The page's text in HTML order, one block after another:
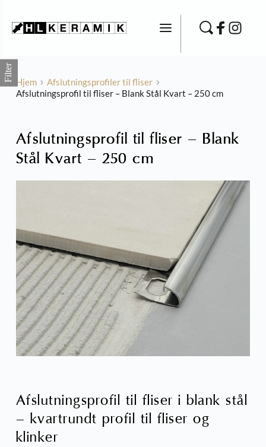
indhold
Hjem
Afslutningsprofiler til fliser
Afslutningsprofil til fliser – Blank Stål Kvart – 250 cm
Afslutningsprofil til fliser – Blank
Stål Kvart – 250 cm
Afslutningsprofil til fliser i blank stål
– kvartrundt profil til fliser og
klinker
Filter
TILFØJ
Dette
vare